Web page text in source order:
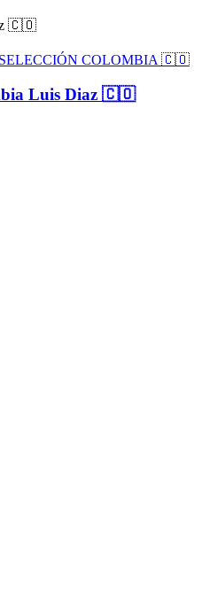
COLOMBIA 🇨🇴
Luis Diaz 🇨🇴